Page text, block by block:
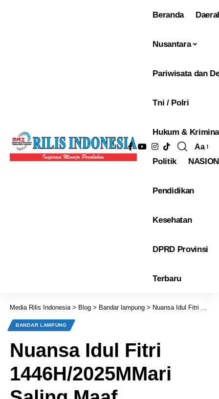
Beranda
Nusantara
Pariwisata dan
Tni / Polri
Hukum &
Politik
Pendidikan
Kesehatan
DPRD Provinsi
Terbaru
Ukuran
Aa
Media Rilis Indonesia> Blog > Bandar lampung > Nuansa Idul Fitri 1446H/2025MMari Saling Maaf Memaafkan
BANDAR LAMPUNG
Nuansa Idul Fitri
1446H/2025MMari